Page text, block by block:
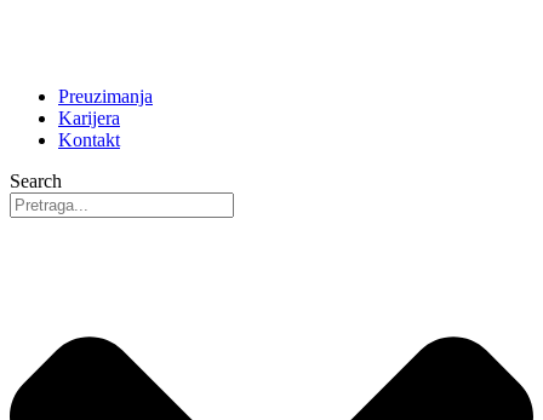
Preuzimanja
Karijera
Kontakt
Search